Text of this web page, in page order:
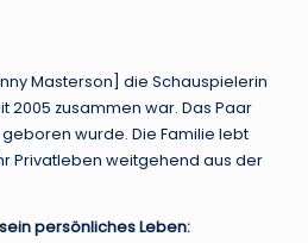
Masterson] die Schauspielerin
2005 zusammen war. Das Paar
wurde. Die Familie lebt
Privatleben weitgehend aus der
persönliches Leben: